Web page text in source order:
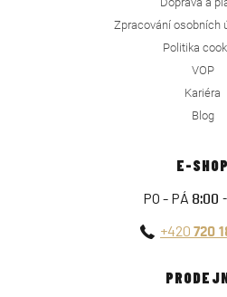
Zpracování osobních
Politika
VOP
Kariéra
Blog
E-SHOP
PO - PÁ 8:00
+420 720